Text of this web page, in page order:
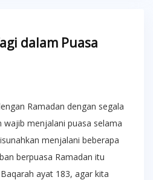
dalam Puasa
Ramadan dengan segala
menjalani puasa selama
menjalani beberapa
berpuasa Ramadan itu
ayat 183, agar kita